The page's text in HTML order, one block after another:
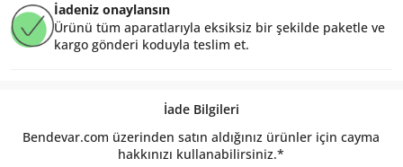
İadeniz onaylansın
Ürünü tüm aparatlarıyla eksiksiz bir şekilde paketle ve
kargo gönderi koduyla teslim et.
İade Bilgileri
Bendevar.com üzerinden satın aldığınız ürünler için cayma
hakkınızı kullanabilirsiniz.*